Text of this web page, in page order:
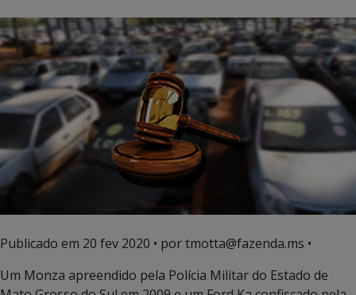
Publicado em 20 fev 2020 • por tmotta@fazenda.ms •
Um Monza apreendido pela Polícia Militar do Estado de